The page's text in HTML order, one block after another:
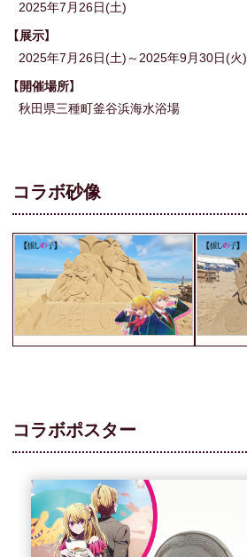
2025年7月26日(土)
【展示】
2025年7月26日(土)～2025年9月30日(火)
【開催場所】
秋田県三種町釜谷浜海水浴場
コラボ砂像
コラボポスター